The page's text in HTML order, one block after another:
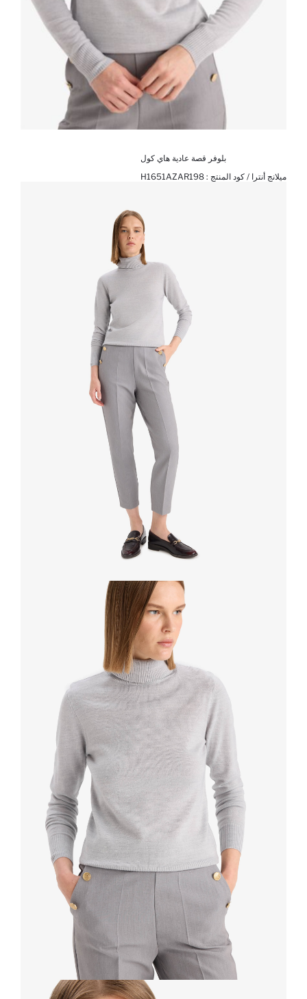
بلوفر قصة عادية هاي كول
ميلانج أنترا / كود المنتج : H1651AZAR198